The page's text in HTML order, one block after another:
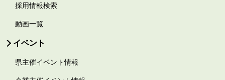
採用情報検索
動画一覧
イベント
県主催イベント情報